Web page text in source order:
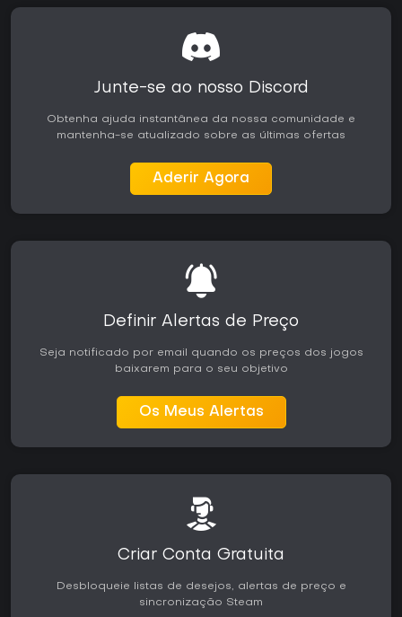
Junte-se ao nosso Discord
Obtenha ajuda instantânea da nossa comunidade e
mantenha-se atualizado sobre as últimas ofertas
Aderir Agora
Definir Alertas de Preço
Seja notificado por email quando os preços dos jogos
baixarem para o seu objetivo
Os Meus Alertas
Criar Conta Gratuita
Desbloqueie listas de desejos, alertas de preço e
sincronização Steam